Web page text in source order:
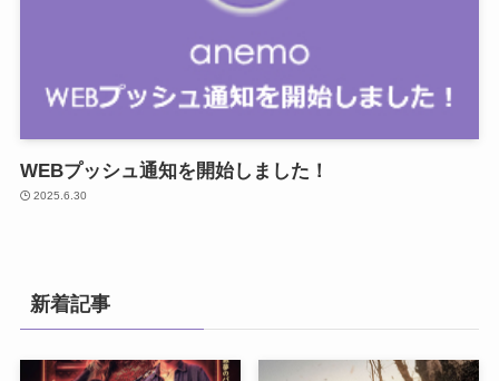
WEBプッシュ通知を開始しました！
2025.6.30
新着記事